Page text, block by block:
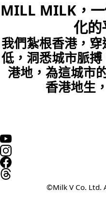
MILL MILK，
化的
我們紮根香港，
低，洞悉城市脈
港地，為這城市
香港地生
©Milk V Co. Ltd.